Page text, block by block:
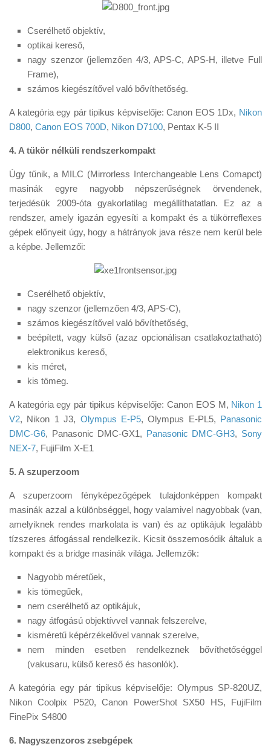
Cserélhető objektív,
optikai kereső,
nagy szenzor (jellemzően 4/3, APS-C, APS-H, illetve Full
Frame),
számos kiegészítővel való bővíthetőség.
A kategória egy pár tipikus képviselője: Canon EOS 1Dx, Nikon
D800, Canon EOS 700D, Nikon D7100, Pentax K-5 II
4. A tükör nélküli rendszerkompakt
Úgy tűnik, a MILC (Mirrorless Interchangeable Lens Comapct)
masinák egyre nagyobb népszerűségnek örvendenek,
terjedésük 2009-óta gyakorlatilag megállíthatatlan. Ez az a
rendszer, amely igazán egyesíti a kompakt és a tükörreflexes
gépek előnyeit úgy, hogy a hátrányok java része nem kerül bele
a képbe. Jellemzői:
Cserélhető objektív,
nagy szenzor (jellemzően 4/3, APS-C),
számos kiegészítővel való bővíthetőség,
beépített, vagy külső (azaz opcionálisan csatlakoztatható)
elektronikus kereső,
kis méret,
kis tömeg.
A kategória egy pár tipikus képviselője: Canon EOS M, Nikon 1
V2, Nikon 1 J3, Olympus E-P5, Olympus E-PL5, Panasonic
DMC-G6, Panasonic DMC-GX1, Panasonic DMC-GH3, Sony
NEX-7, FujiFilm X-E1
5. A szuperzoom
A szuperzoom fényképezőgépek tulajdonképpen kompakt
masinák azzal a különbséggel, hogy valamivel nagyobbak (van,
amelyiknek rendes markolata is van) és az optikájuk legalább
tízszeres átfogással rendelkezik. Kicsit összemosódik általuk a
kompakt és a bridge masinák világa. Jellemzők:
Nagyobb méretűek,
kis tömegűek,
nem cserélhető az optikájuk,
nagy átfogású objektívvel vannak felszerelve,
kisméretű képérzékelővel vannak szerelve,
nem minden esetben rendelkeznek bővíthetőséggel
(vakusaru, külső kereső és hasonlók).
A kategória egy pár tipikus képviselője: Olympus SP-820UZ,
Nikon Coolpix P520, Canon PowerShot SX50 HS, FujiFilm
FinePix S4800
6. Nagyszenzoros zsebgépek